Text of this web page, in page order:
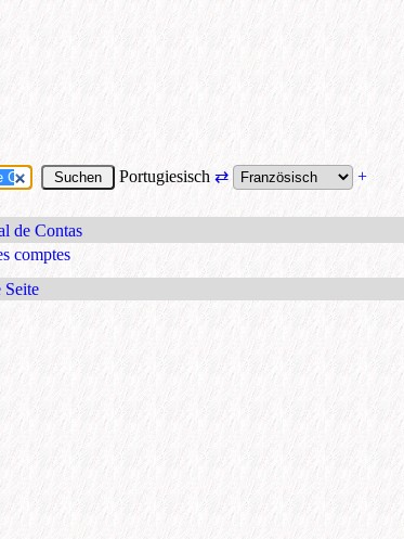
Portugiesisch ⇄ +
de Contas
comptes